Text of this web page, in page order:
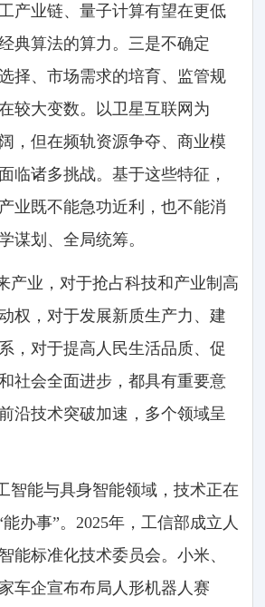
产业链、量子计算有望在更低
典算法的算力。三是不确定
择、市场需求的培育、监管规
较大变数。以卫星互联网为
，但在频轨资源争夺、商业模
临诸多挑战。基于这些特征，
业既不能急功近利，也不能消
谋划、全局统筹。
产业，对于抢占科技和产业制高
权，对于发展新质生产力、建
，对于提高人民生活品质、促
社会全面进步，都具有重要意
沿技术突破加速，多个领域呈
智能与具身智能领域，技术正在
办事”。2025年，工信部成立人
能标准化技术委员会。小米、
车企宣布布局人形机器人赛